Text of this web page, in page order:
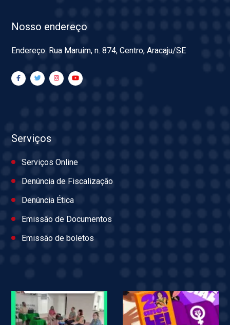
Nosso endereço
Endereço: Rua Maruim, n. 874, Centro, Aracaju/SE
Serviços
Serviços Online
Denúncia de Fiscalização
Denúncia Ética
Emissão de Documentos
Emissão de boletos